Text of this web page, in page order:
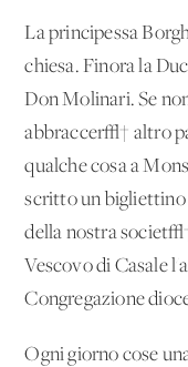
La principessa
chiesa. Finora la
Don Molinari. Se
abbraccer√† altro
qualche cosa a
scritto un bigliettino
della nostra
Vescovo di Casale
Congregazione
Ogni giorno cose